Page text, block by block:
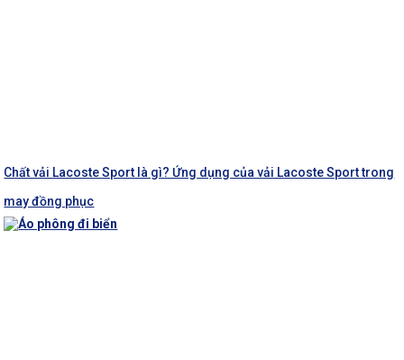
Chất vải Lacoste Sport là gì? Ứng dụng của vải Lacoste Sport trong
may đồng phục